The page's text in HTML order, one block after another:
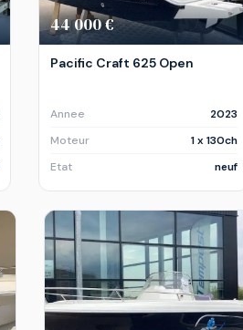
44 000 €
Pacific Craft 625 Open
Annee
2023
Moteur
1 x 130ch
Etat
neuf